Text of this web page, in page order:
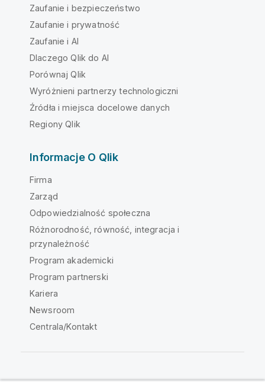
Zaufanie i bezpieczeństwo
Zaufanie i prywatność
Zaufanie i AI
Dlaczego Qlik do AI
Porównaj Qlik
Wyróżnieni partnerzy technologiczni
Źródła i miejsca docelowe danych
Regiony Qlik
Informacje O Qlik
Firma
Zarząd
Odpowiedzialność społeczna
Różnorodność, równość, integracja i
przynależność
Program akademicki
Program partnerski
Kariera
Newsroom
Centrala/Kontakt